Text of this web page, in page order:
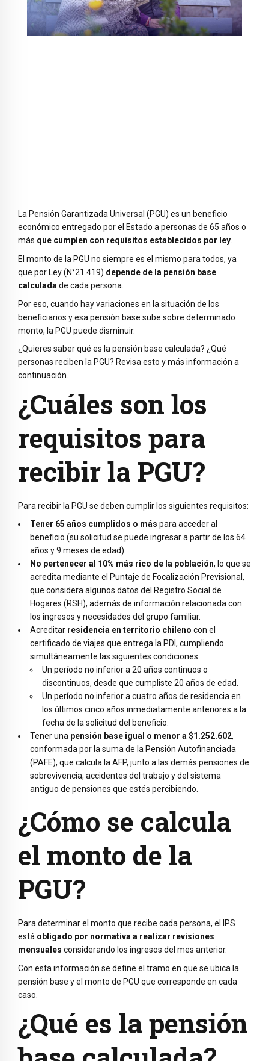
La Pensión Garantizada Universal (PGU) es un beneficio
económico entregado por el Estado a personas de 65 años o
más que cumplen con requisitos establecidos por ley
El monto de la PGU no siempre es el mismo para todos, ya
que por Ley (N°21.419) depende de la pensión base
calculada de cada persona.
Por eso, cuando hay variaciones en la situación de los
beneficiarios y esa pensión base sube sobre determinado
monto, la PGU puede disminuir.
¿Quieres saber qué es la pensión base calculada? ¿Qué
personas reciben la PGU? Revisa esto y más información a
continuación.
¿Cuáles son los
requisitos para
recibir la PGU?
Para recibir la PGU se deben cumplir los siguientes requisitos:
Tener 65 años cumplidos o más para acceder al
beneficio (su solicitud se puede ingresar a partir de los 64
años y 9 meses de edad)
No pertenecer al 10% más rico de la población, lo que se
acredita mediante el Puntaje de Focalización Previsional,
que considera algunos datos del Registro Social de
Hogares (RSH), además de información relacionada con
los ingresos y necesidades del grupo familiar.
Acreditar residencia en territorio chileno con el
certificado de viajes que entrega la PDI, cumpliendo
simultáneamente las siguientes condiciones:
Un período no inferior a 20 años continuos o
discontinuos, desde que cumpliste 20 años de edad.
Un período no inferior a cuatro años de residencia en
los últimos cinco años inmediatamente anteriores a la
fecha de la solicitud del beneficio.
Tener una pensión base igual o menor a $1.252.602,
conformada por la suma de la Pensión Autofinanciada
(PAFE), que calcula la AFP, junto a las demás pensiones de
sobrevivencia, accidentes del trabajo y del sistema
antiguo de pensiones que estés percibiendo.
¿Cómo se calcula
el monto de la
PGU?
Para determinar el monto que recibe cada persona, el IPS
está obligado por normativa a realizar revisiones
mensuales considerando los ingresos del mes anterior.
Con esta información se define el tramo en que se ubica la
pensión base y el monto de PGU que corresponde en cada
caso.
¿Qué es la pensión